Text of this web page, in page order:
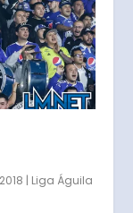
| Liga Águila